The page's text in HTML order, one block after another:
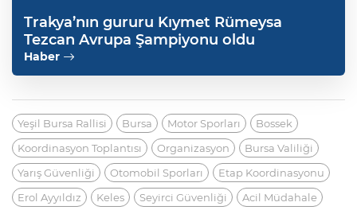
Trakya’nın gururu Kıymet Rümeysa
Tezcan Avrupa Şampiyonu oldu
Haber
Yeşil Bursa Rallisi Bursa Motor Sporları
Bossek
Koordinasyon Toplantısı
Organizasyon
Bursa Valiliği
Yarış Güvenliği
Otomobil Sporları
Etap Koordinasyonu
Erol Ayyıldız
Keles Seyirci Güvenliği
Acil Müdahale